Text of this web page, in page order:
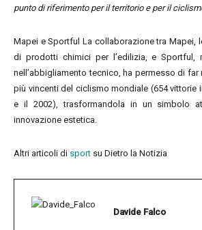
punto di riferimento per il territorio e per il
Mapei e Sportful La collaborazione tra Mapei,
di prodotti chimici per l’edilizia, e Sportful,
nell’abbigliamento tecnico, ha permesso di far
più vincenti del ciclismo mondiale (654 vittorie
e il 2002), trasformandola in un simbolo
innovazione estetica.
Altri articoli di sport su Dietro la Notizia
Davide Falco